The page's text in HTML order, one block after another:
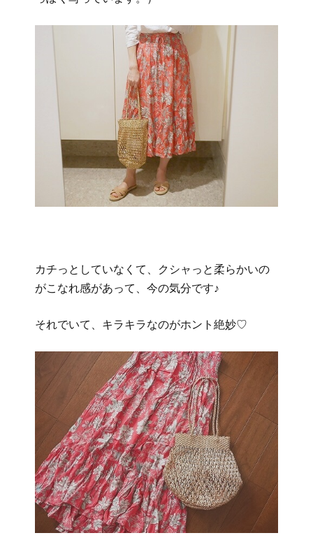
カチっとしていなくて、クシャっと柔らかいの
がこなれ感があって、今の気分です♪
それでいて、キラキラなのがホント絶妙♡